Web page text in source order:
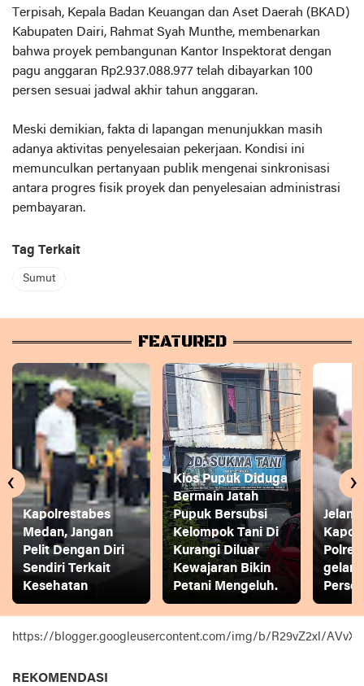
Terpisah, Kepala Badan Keuangan dan Aset Daerah (BKAD)
Kabupaten Dairi, Rahmat Syah Munthe, membenarkan
bahwa proyek pembangunan Kantor Inspektorat dengan
pagu anggaran Rp2.937.088.977 telah dibayarkan 100
persen sesuai jadwal akhir tahun anggaran.
Meski demikian, fakta di lapangan menunjukkan masih
adanya aktivitas penyelesaian pekerjaan. Kondisi ini
memunculkan pertanyaan publik mengenai sinkronisasi
antara progres fisik proyek dan penyelesaian administrasi
pembayaran.
Tag Terkait
Sumut
FEATURED
Kapolrestabes
Medan, Jangan
Pelit Dengan Diri
Sendiri Terkait
Kesehatan
Kios Pupuk Diduga
Bermain Jatah
Pupuk Bersubsi
Kelompok Tani Di
Kurangi Diluar
Kewajaran Bikin
Petani Mengeluh.
gelar
‹ ›
https://blogger.googleusercontent.com/img/b/R29vZ2xl/
REKOMENDASI